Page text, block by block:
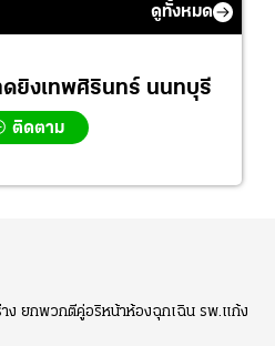
ดูทั้งหมด
ดยิงเทพศิรินทร์ นนทบุรี
ติดตาม
ง ยกพวกตีคู่อริหน้าห้องฉุกเฉิน รพ.แก้ง